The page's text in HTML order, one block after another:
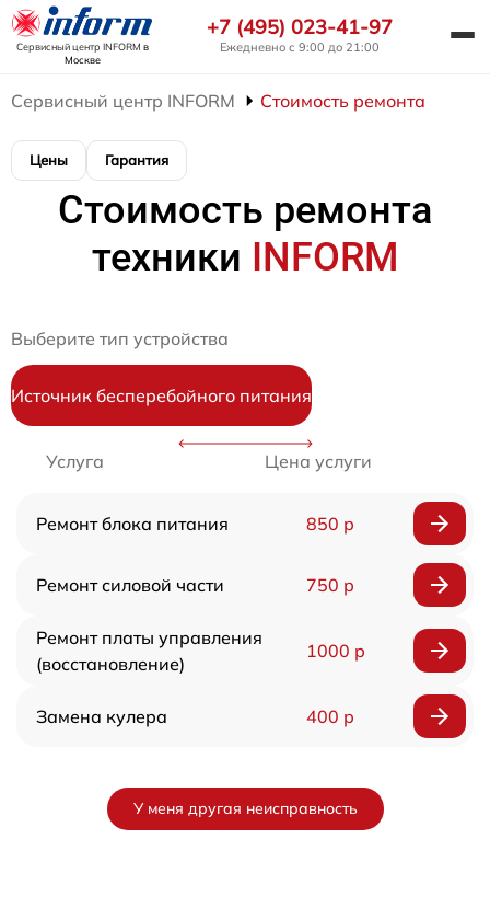
Сервисный центр INFORM в
Москве
+7 (495) 023-41-97
Ежедневно с 9:00 до 21:00
Сервисный центр INFORM Стоимость ремонта
Цены Гарантия
Стоимость ремонта
техники INFORM
Выберите тип устройства
Источник бесперебойного питания
Услуга Цена услуги
Ремонт блока питания 850 р
Ремонт силовой части 750 р
Ремонт платы управления
(восстановление)
1000 р
Замена кулера 400 р
У меня другая неисправность